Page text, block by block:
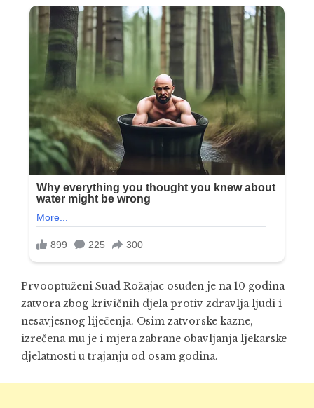
Prvooptuženi Suad Rožajac osuđen je na 10 godina
zatvora zbog krivičnih djela protiv zdravlja ljudi i
nesavjesnog liječenja. Osim zatvorske kazne,
izrečena mu je i mjera zabrane obavljanja ljekarske
djelatnosti u trajanju od osam godina.